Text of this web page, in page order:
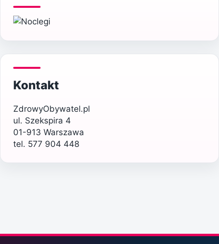
Kontakt
ZdrowyObywatel.pl
ul. Szekspira 4
01-913 Warszawa
tel. 577 904 448